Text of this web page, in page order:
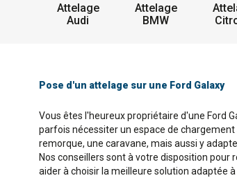
Attelage
Audi
Attelage
BMW
Pose d'un attelage sur une Ford Galaxy
Vous êtes l'heureux propriétaire d'une Ford
parfois nécessiter un espace de
remorque, une caravane, mais aussi y
Nos conseillers sont à votre disposition
aider à choisir la meilleure solution adaptée